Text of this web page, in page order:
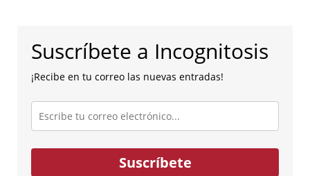
Suscríbete a Incognitosis
¡Recibe en tu correo las nuevas entradas!
Escribe
tu
correo
electrónico...
Suscríbete